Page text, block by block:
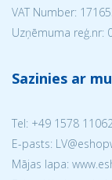
VAT Number:
Uzņēmuma reģ.nr:
Sazinies ar
Tel: +49 1578
E-pasts:
Mājas lapa: